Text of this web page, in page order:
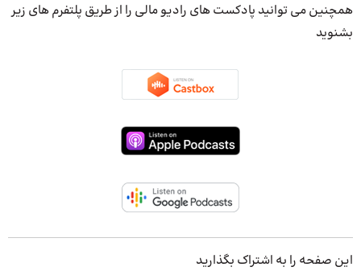
همچنین می توانید پادکست های رادیو مالی را از طریق پلتفرم های زیر
بشنوید
این صفحه را به اشتراک بگذارید